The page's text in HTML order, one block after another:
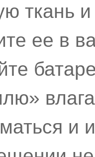
ткань
ее в
и